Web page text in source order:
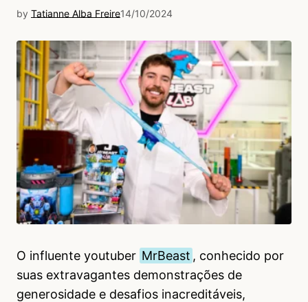
by Tatianne Alba Freire14/10/2024
O influente youtuber MrBeast , conhecido por
suas extravagantes demonstrações de
generosidade e desafios inacreditáveis,